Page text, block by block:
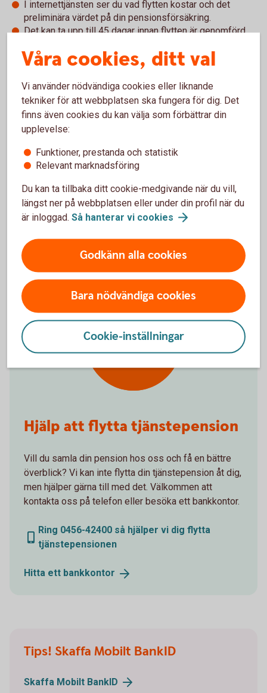
I internettjänsten ser du vad flytten kostar och det
preliminära värdet på din pensionsförsäkring.
Det kan ta upp till 45 dagar innan flytten är genomförd.
Utan e-legitimation
Du som inte har e-legitimation kan för närvarande inte
flytta intjänat pensionskapital eller göra omval för nya
premier.
identitet kontaktar Pensionsvalet för hjälp med flytt av
befintligt kapital.
Sölvesborg-Mjällby Sparbanks erbjudande
(pdf)
Hjälp att flytta tjänstepension
Vill du samla din pension hos oss och få en bättre
överblick? Vi kan inte flytta din tjänstepension åt dig,
men hjälper gärna till med det. Välkommen att
kontakta oss på telefon eller besöka ett bankkontor.
Ring 0456-42400 så hjälper vi dig flytta
tjänstepensionen
Hitta ett bankkontor
Få hjälp med
flytt av pension
Tips! Skaffa Mobilt BankID
Skaffa Mobilt BankID
Våra cookies, ditt val
Vi använder nödvändiga cookies eller liknande
tekniker för att webbplatsen ska fungera för dig. Det
finns även cookies du kan välja som förbättrar din
upplevelse:
Funktioner, prestanda och statistik
Relevant marknadsföring
Du kan ta tillbaka ditt cookie-medgivande när du vill,
längst ner på webbplatsen eller under din profil när du
är inloggad. Så hanterar vi cookies
Godkänn alla cookies
Bara nödvändiga cookies
Cookie-inställningar